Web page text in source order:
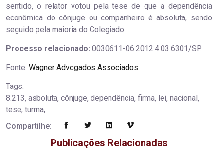
sentido, o relator votou pela tese de que a dependência
econômica do cônjuge ou companheiro é absoluta, sendo
seguido pela maioria do Colegiado.
Processo relacionado: 0030611-06.2012.4.03.6301/SP.
Fonte: Wagner Advogados Associados
Tags:
8.213, asboluta, cônjuge, dependência, firma, lei, nacional,
tese, turma,
Compartilhe:
Publicações Relacionadas